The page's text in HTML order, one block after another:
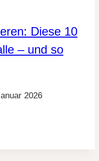
Diese 10
– und so
2026